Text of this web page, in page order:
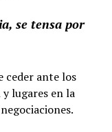
se tensa por
ceder ante los
lugares en la